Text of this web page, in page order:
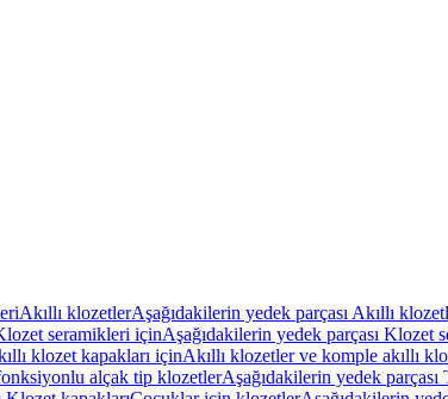
Akıllı klozetlerAşağıdakilerin yedek parçası Akıllı
seramikleri içinAşağıdakilerin yedek parçası Klozet
klozet kapakları içinAkıllı klozetler ve komple akıllı
alçak tip klozetlerAşağıdakilerin yedek